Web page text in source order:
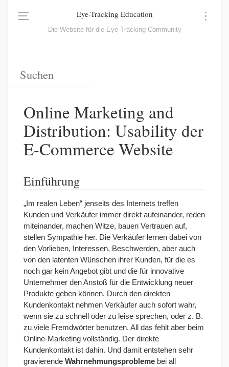
Eye-Tracking Education
Die Website für die Eye-Tracking Community
Online Marketing and
Distribution: Usability der
E-Commerce Website
Einführung
„Im realen Leben“ jenseits des Internets treffen
Kunden und Verkäufer immer direkt aufeinander, reden
miteinander, machen Witze, bauen Vertrauen auf,
stellen Sympathie her. Die Verkäufer lernen dabei von
den Vorlieben, Interessen, Beschwerden, aber auch
von den latenten Wünschen ihrer Kunden, für die es
noch gar kein Angebot gibt und die für innovative
Unternehmer den Anstoß für die Entwicklung neuer
Produkte geben können. Durch den direkten
Kundenkontakt nehmen Verkäufer auch sofort wahr,
wenn sie zu schnell oder zu leise sprechen, oder z. B.
zu viele Fremdwörter benutzen. All das fehlt aber beim
Online-Marketing vollständig. Der direkte
Kundenkontakt ist dahin. Und damit entstehen sehr
gravierende Wahrnehmungsprobleme bei all